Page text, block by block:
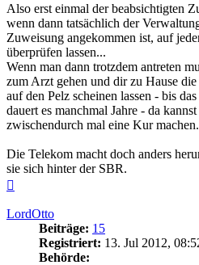
Also erst einmal der beabsichtigten
wenn dann tatsächlich der
Zuweisung angekommen ist, auf
überprüfen lassen...
Wenn man dann trotzdem antreten
zum Arzt gehen und dir zu Hause die
auf den Pelz scheinen lassen - bis
dauert es manchmal Jahre - da
zwischendurch mal eine Kur
Die Telekom macht doch anders
sie sich hinter der SBR.
LordOtto
Beiträge: 15
Registriert: 13. Jul 2012,
Behörde: